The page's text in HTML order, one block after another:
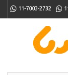
11-7003-2732